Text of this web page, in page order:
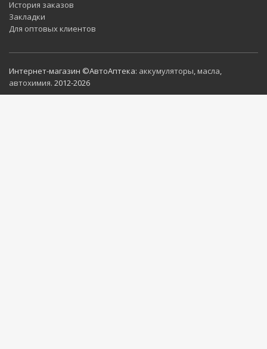
История заказов
Закладки
Для оптовых клиентов
Интернет-магазин ©АвтоАптека: аккумуляторы, масла,
автохимия. 2012-2026